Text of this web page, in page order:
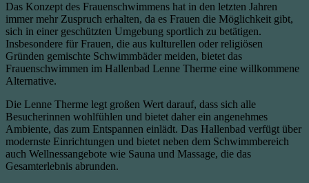
Das Konzept des Frauenschwimmens hat in den letzten Jahren
immer mehr Zuspruch erhalten, da es Frauen die Möglichkeit gibt,
sich in einer geschützten Umgebung sportlich zu betätigen.
Insbesondere für Frauen, die aus kulturellen oder religiösen
Gründen gemischte Schwimmbäder meiden, bietet das
Frauenschwimmen im Hallenbad Lenne Therme eine willkommene
Alternative.
Die Lenne Therme legt großen Wert darauf, dass sich alle
Besucherinnen wohlfühlen und bietet daher ein angenehmes
Ambiente, das zum Entspannen einlädt. Das Hallenbad verfügt über
modernste Einrichtungen und bietet neben dem Schwimmbereich
auch Wellnessangebote wie Sauna und Massage, die das
Gesamterlebnis abrunden.